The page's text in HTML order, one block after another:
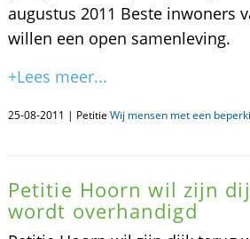
augustus 2011 Beste inwoners
willen een open samenleving.
+Lees meer...
25-08-2011 | Petitie Wij mensen met een
Petitie Hoorn wil zijn
wordt overhandigd